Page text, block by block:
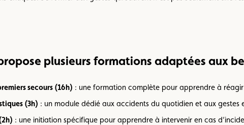
plusieurs formations adaptées aux
secours (16h) : une formation complète pour apprendre à
(3h) : un module dédié aux accidents du quotidien et aux gestes
: une initiation spécifique pour apprendre à intervenir en cas